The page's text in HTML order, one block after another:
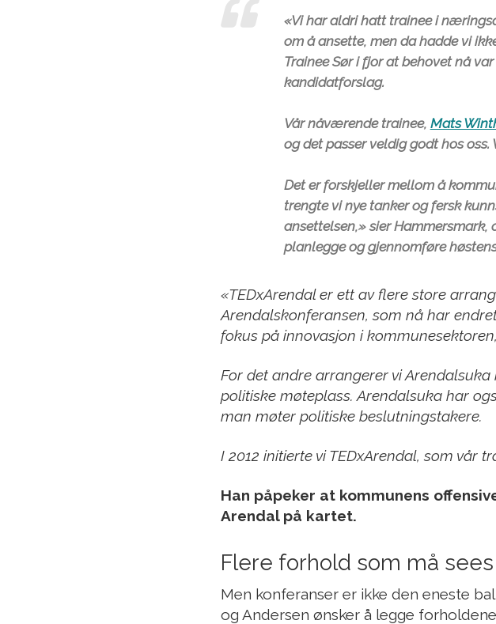
«Vi har aldri hatt trainee i
om å ansette, men da hadde vi
Trainee Sør i fjor at behovet nå
kandidatforslag.
Vår nåværende trainee, Mats
og det passer veldig godt hos
Det er forskjeller mellom å
trengte vi nye tanker og fersk
ansettelsen,» sier
planlegge og gjennomføre
«TEDxArendal er ett av flere store
Arendalskonferansen, som nå har
fokus på innovasjon i
For det andre arrangerer vi
politiske møteplass. Arendalsuka har
man møter politiske beslutningstakere.
I 2012 initierte vi TEDxArendal, som vår
Han påpeker at kommunens
Arendal på kartet.
Flere forhold som må
Men konferanser er ikke den eneste
og Andersen ønsker å legge